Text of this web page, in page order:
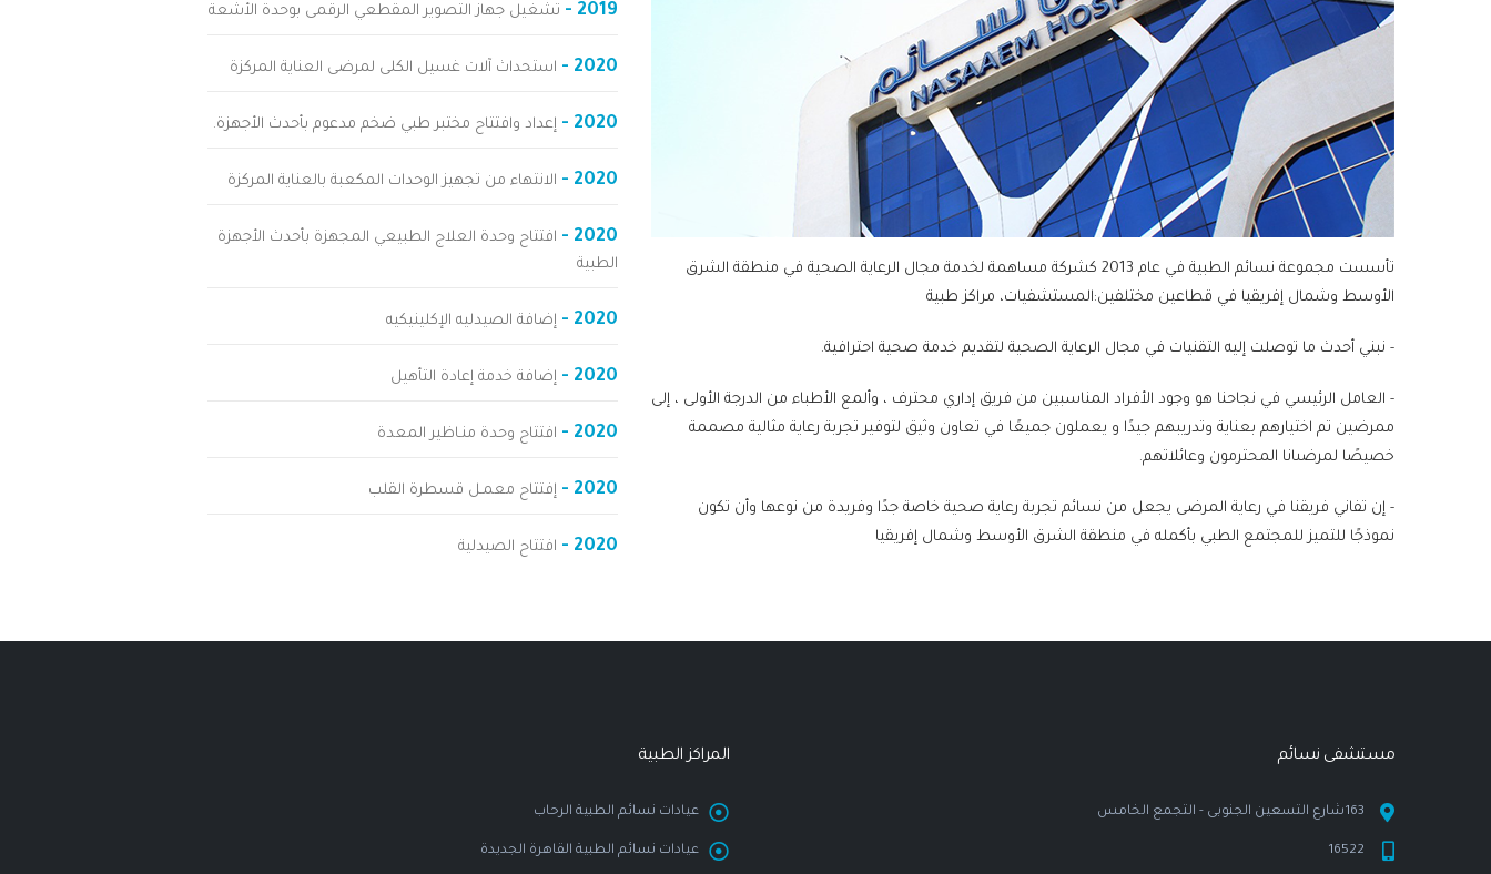
تأسست مجموعة نسائم الطبية في عام 2013 كشركة مساهمة لخدمة مجال الرعاية الصحية في منطقة الشرق
الأوسط وشمال إفريقيا في قطاعين مختلفين:المستشفيات، مراكز طبية
- نبني أحدث ما توصلت إليه التقنيات في مجال الرعاية الصحية لتقديم خدمة صحية احترافية.
- العامل الرئيسي في نجاحنا هو وجود الأفراد المناسبين من فريق إداري محترف ، وألمع الأطباء من الدرجة الأولى ، إلى
ممرضين تم اختيارهم بعناية وتدريبهم جيدًا و يعملون جميعًا في تعاون وثيق لتوفير تجربة رعاية مثالية مصممة
خصيصًا لمرضىانا المحترمون وعائلاتهم.
- إن تفاني فريقنا في رعاية المرضى يجعل من نسائم تجربة رعاية صحية خاصة جدًا وفريدة من نوعها وأن تكون
نموذجًا للتميز للمجتمع الطبي بأكمله في منطقة الشرق الأوسط وشمال إفريقيا
2019 - تشغيل جهاز التصوير المقطعي الرقمى بوحدة الأشعة
2020 - استحداث آلات غسيل الكلى لمرضى العناية المركزة
2020 - إعداد وافتتاح مختبر طبي ضخم مدعوم بأحدث الأجهزة.
2020 - الانتهاء من تجهيز الوحدات المكعبة بالعناية المركزة
2020 -
افتتاح وحدة العلاج الطبيعي المجهزة بأحدث الأجهزة
الطبية
2020 - إضافة الصيدليه الإكلينيكيه
2020 - إضافة خدمة إعادة التأهيل
2020 - افتتاح وحدة منـاظير المعدة
2020 - إفتتاح معمـل قسطرة القلب
2020 - افتتاح الصيدلية
مستشفى نسـائم
163شارع التسعين الجنوبى - التجمع الخامس
16522
المراكز الطبية
عيادات نسائم الطبية الرحاب
عيادات نسائم الطبية القاهرة الجديدة